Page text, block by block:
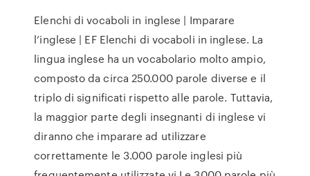
Elenchi di vocaboli in inglese | Imparare
l’inglese | EF Elenchi di vocaboli in inglese. La
lingua inglese ha un vocabolario molto ampio,
composto da circa 250.000 parole diverse e il
triplo di significati rispetto alle parole. Tuttavia,
la maggior parte degli insegnanti di inglese vi
diranno che imparare ad utilizzare
correttamente le 3.000 parole inglesi più